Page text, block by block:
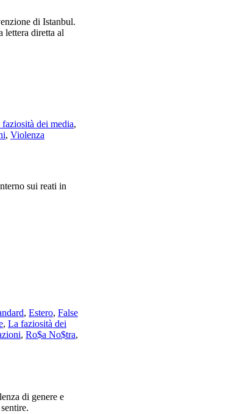
di Istanbul.
lettera diretta al
dei media,
,Violenza
sui reati in
,Estero,False
,La faziosità dei
,Ro$a No$tra,
di genere e